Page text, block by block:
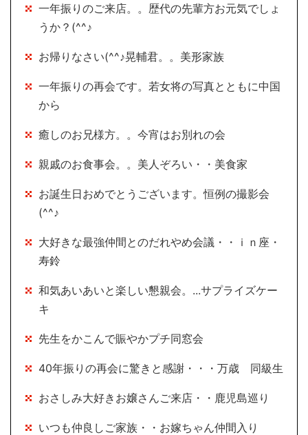
一年振りのご来店。。歴代の先輩方お元気でしょ
うか？(^^♪
お帰りなさい(^^♪晃輔君。。美形家族
一年振りの再会です。若女将の写真とともに中国
から
癒しのお兄様方。。今宵はお別れの会
親戚のお食事会。。美人ぞろい・・美食家
お誕生日おめでとうございます。恒例の撮影会
(^^♪
大好きな最強仲間とのだれやめ会議・・ｉｎ座・
寿鈴
和気あいあいと楽しい懇親会。...サプライズケー
キ
先生をかこんで賑やかプチ同窓会
40年振りの再会に驚きと感謝・・・万歳 同級生
おさしみ大好きお嬢さんご来店・・鹿児島巡り
いつも仲良しご家族・・お嫁ちゃん仲間入り